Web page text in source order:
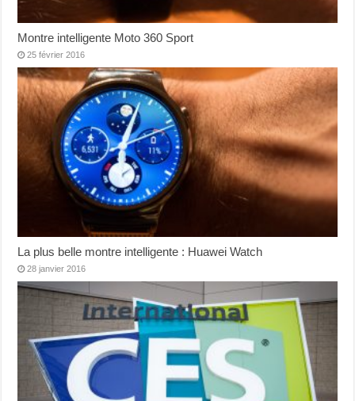
Montre intelligente Moto 360 Sport
25 février 2016
La plus belle montre intelligente : Huawei Watch
28 janvier 2016